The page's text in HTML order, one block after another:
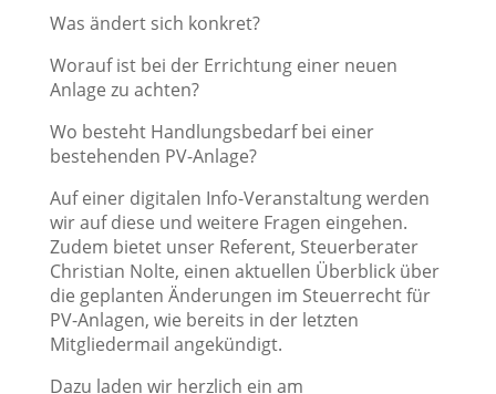
Was ändert sich konkret?
Worauf ist bei der Errichtung einer neuen
Anlage zu achten?
Wo besteht Handlungsbedarf bei einer
bestehenden PV-Anlage?
Auf einer digitalen Info-Veranstaltung werden
wir auf diese und weitere Fragen eingehen.
Zudem bietet unser Referent, Steuerberater
Christian Nolte, einen aktuellen Überblick über
die geplanten Änderungen im Steuerrecht für
PV-Anlagen, wie bereits in der letzten
Mitgliedermail angekündigt.
Dazu laden wir herzlich ein am